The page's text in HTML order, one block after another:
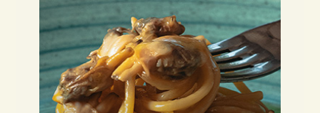
SECONDI PIATTI